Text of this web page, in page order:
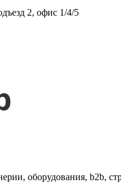
2, офис 1/4/5
оборудования, b2b,